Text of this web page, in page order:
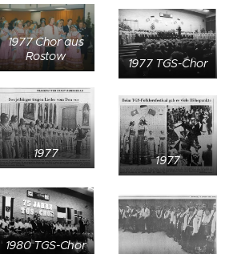
1977 Chor aus
Rostow
1977 TGS-Chor
1977
1977
1980 TGS-Chor